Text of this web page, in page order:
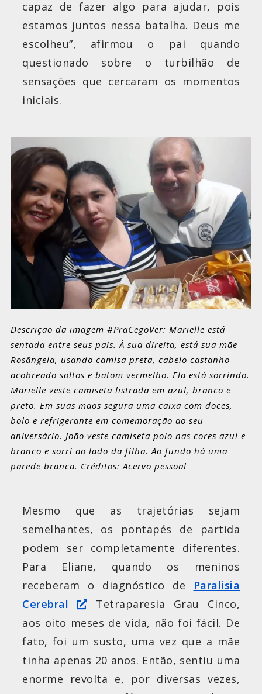
capaz de fazer algo para ajudar, pois
estamos juntos nessa batalha. Deus me
escolheu”, afirmou o pai quando
questionado sobre o turbilhão de
sensações que cercaram os momentos
iniciais.
Descrição da imagem #PraCegoVer: Marielle está
sentada entre seus pais. À sua direita, está sua mãe
Rosângela, usando camisa preta, cabelo castanho
acobreado soltos e batom vermelho. Ela está sorrindo.
Marielle veste camiseta listrada em azul, branco e
preto. Em suas mãos segura uma caixa com doces,
bolo e refrigerante em comemoração ao seu
aniversário. João veste camiseta polo nas cores azul e
branco e sorri ao lado da filha. Ao fundo há uma
parede branca. Créditos: Acervo pessoal
Mesmo que as trajetórias sejam
semelhantes, os pontapés de partida
podem ser completamente diferentes.
Para Eliane, quando os meninos
receberam o diagnóstico de
Paralisia
Cerebral
Tetraparesia Grau Cinco,
aos oito meses de vida, não foi fácil. De
fato, foi um susto, uma vez que a mãe
tinha apenas 20 anos. Então, sentiu uma
enorme revolta e, por diversas vezes,